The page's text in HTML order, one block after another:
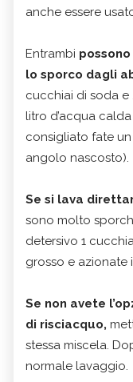
anche essere
Entrambi
lo sporco dagli
cucchiai di soda e
litro d’acqua
consigliato fate
angolo nascosto).
Se si lava
sono molto
detersivo 1
grosso e azionate
Se non avete
di risciacquo,
stessa miscela.
normale lavaggio.